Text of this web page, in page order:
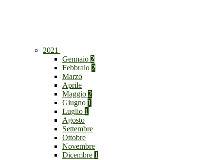
2021
Gennaio 2
Febbraio 2
Marzo
Aprile
Maggio 2
Giugno 1
Luglio 1
Agosto
Settembre
Ottobre
Novembre
Dicembre 1